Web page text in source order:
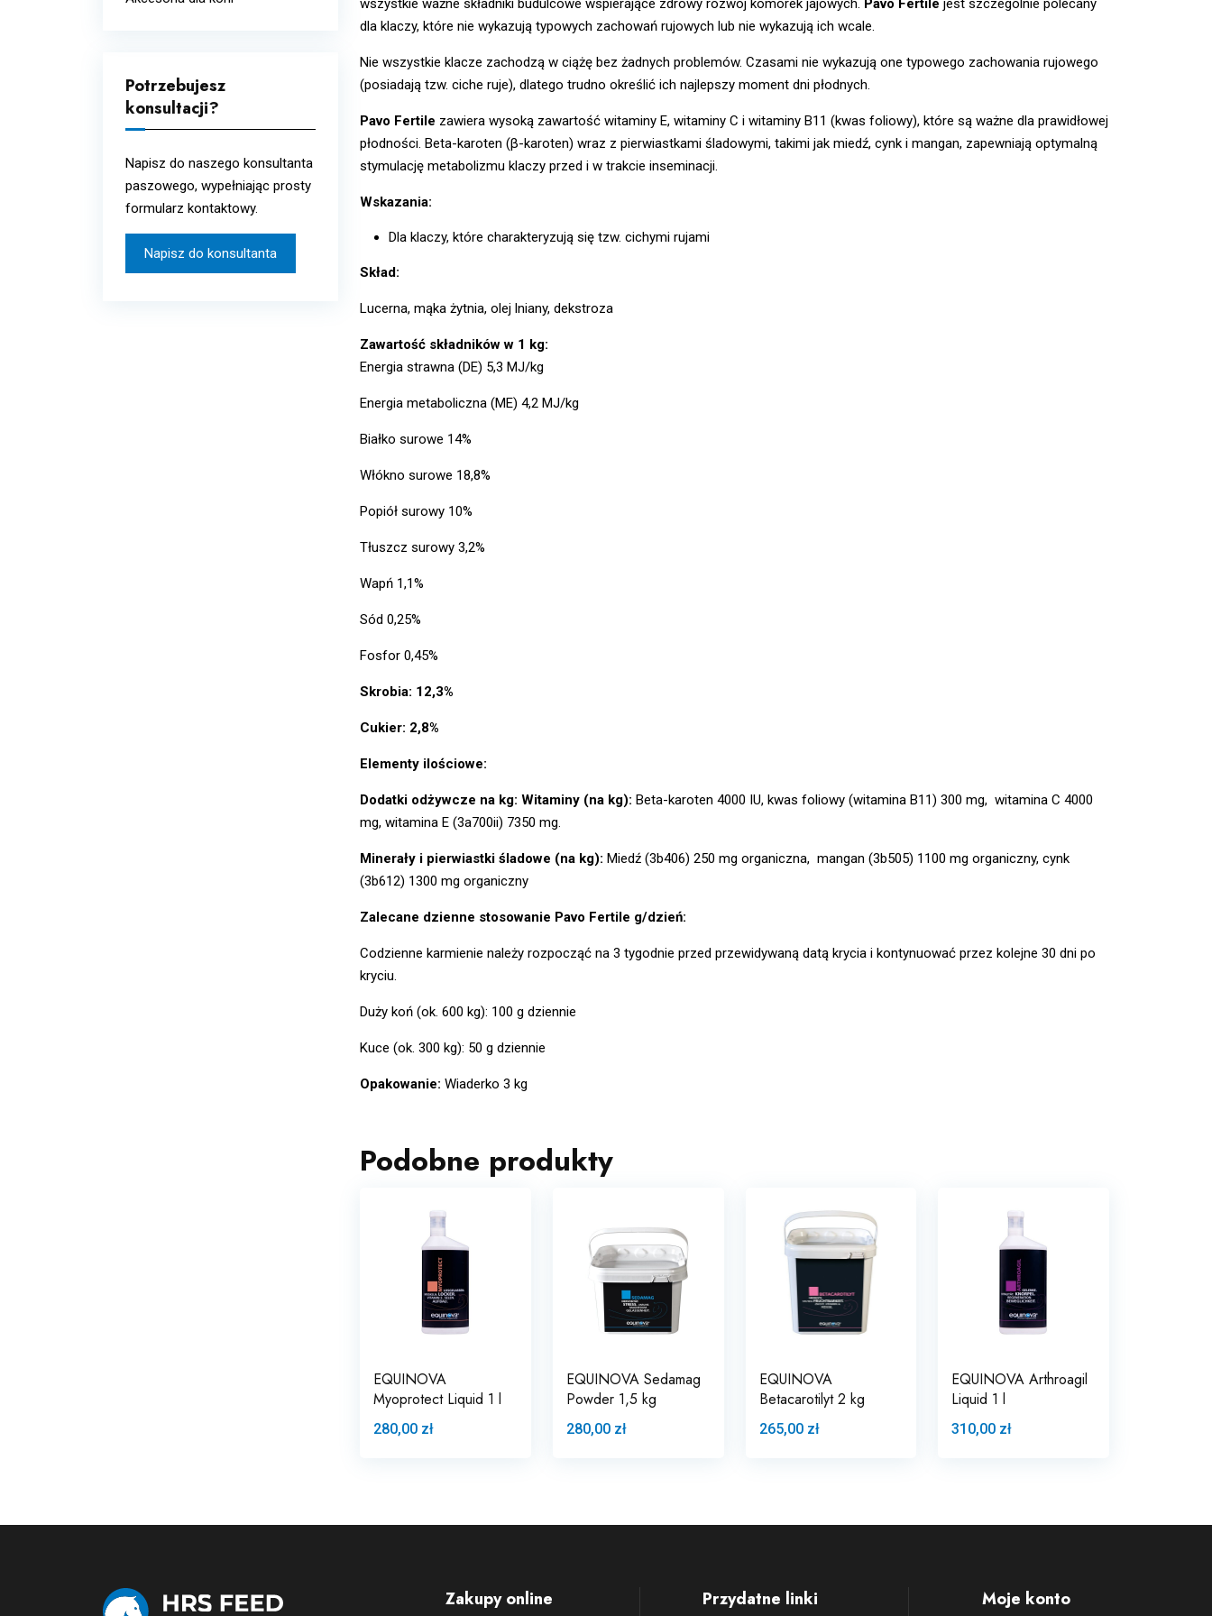
Układ pokarmowy i
metabolizm
Potrzebujesz
konsultacji?
Napisz do naszego konsultanta
paszowego, wypełniając prosty
formularz kontaktowy.
Napisz do konsultanta
wszystkie ważne składniki budulcowe wspierające zdrowy rozwój komórek jajowych. Pavo Fertile jest szczególnie polecany
dla klaczy, które nie wykazują typowych zachowań rujowych lub nie wykazują ich wcale.
Nie wszystkie klacze zachodzą w ciążę bez żadnych problemów. Czasami nie wykazują one typowego zachowania rujowego
(posiadają tzw. ciche ruje), dlatego trudno określić ich najlepszy moment dni płodnych.
Pavo Fertile zawiera wysoką zawartość witaminy E, witaminy C i witaminy B11 (kwas foliowy), które są ważne dla prawidłowej
płodności. Beta-karoten (β-karoten) wraz z pierwiastkami śladowymi, takimi jak miedź, cynk i mangan, zapewniają optymalną
stymulację metabolizmu klaczy przed i w trakcie inseminacji.
Wskazania:
Dla klaczy, które charakteryzują się tzw. cichymi rujami
Skład:
Lucerna, mąka żytnia, olej lniany, dekstroza
Zawartość składników w 1 kg:
Energia strawna (DE) 5,3 MJ/kg
Energia metaboliczna (ME) 4,2 MJ/kg
Białko surowe 14%
Włókno surowe 18,8%
Popiół surowy 10%
Tłuszcz surowy 3,2%
Wapń 1,1%
Sód 0,25%
Fosfor 0,45%
Skrobia: 12,3%
Cukier: 2,8%
Elementy ilościowe:
Dodatki odżywcze na kg: Witaminy (na kg): Beta-karoten 4000 IU, kwas foliowy (witamina B11) 300 mg, witamina C 4000
mg, witamina E (3a700ii) 7350 mg.
Minerały i pierwiastki śladowe (na kg): Miedź (3b406) 250 mg organiczna, mangan (3b505) 1100 mg organiczny, cynk
(3b612) 1300 mg organiczny
Zalecane dzienne stosowanie Pavo Fertile g/dzień:
Codzienne karmienie należy rozpocząć na 3 tygodnie przed przewidywaną datą krycia i kontynuować przez kolejne 30 dni po
kryciu.
Duży koń (ok. 600 kg): 100 g dziennie
Kuce (ok. 300 kg): 50 g dziennie
Opakowanie: Wiaderko 3 kg
Podobne produkty
EQUINOVA
Myoprotect Liquid 1 l
280,00 zł
EQUINOVA Sedamag
Powder 1,5 kg
280,00 zł
EQUINOVA
Betacarotilyt 2 kg
265,00 zł
EQUINOVA Arthroagil
Liquid 1 l
310,00 zł
Zakupy online Przydatne linki Moje konto